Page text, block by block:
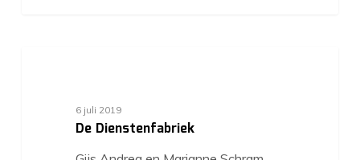
6 juli 2019
De Dienstenfabriek